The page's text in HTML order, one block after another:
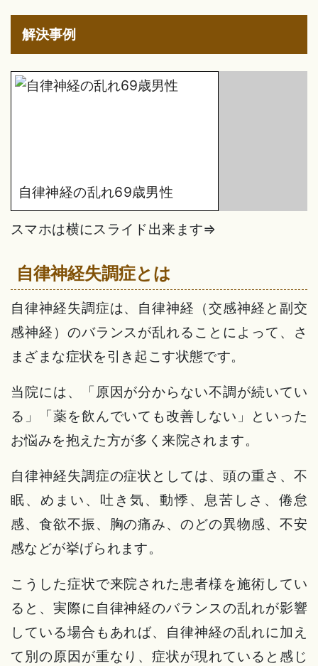
解決事例
自律神経の乱れ69歳男性
スマホは横にスライド出来ます⇒
自律神経失調症とは
自律神経失調症は、自律神経（交感神経と副交
感神経）のバランスが乱れることによって、さ
まざまな症状を引き起こす状態です。
当院には、「原因が分からない不調が続いてい
る」「薬を飲んでいても改善しない」といった
お悩みを抱えた方が多く来院されます。
自律神経失調症の症状としては、頭の重さ、不
眠、めまい、吐き気、動悸、息苦しさ、倦怠
感、食欲不振、胸の痛み、のどの異物感、不安
感などが挙げられます。
こうした症状で来院された患者様を施術してい
ると、実際に自律神経のバランスの乱れが影響
している場合もあれば、自律神経の乱れに加え
て別の原因が重なり、症状が現れていると感じ